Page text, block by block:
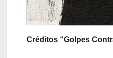
Créditos “Golpes